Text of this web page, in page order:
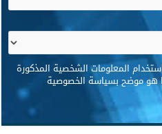
المعلومات الشخصية المذكورة
هو موضح بسياسة الخصوصية